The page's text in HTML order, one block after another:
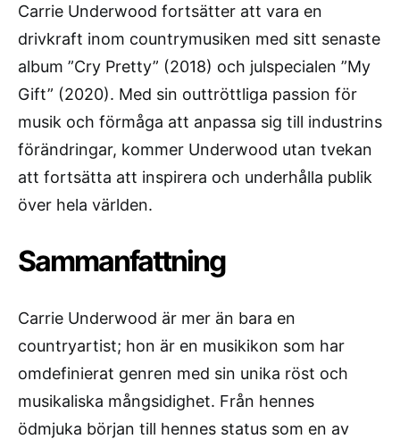
Carrie Underwood fortsätter att vara en
drivkraft inom countrymusiken med sitt senaste
album ”Cry Pretty” (2018) och julspecialen ”My
Gift” (2020). Med sin outtröttliga passion för
musik och förmåga att anpassa sig till industrins
förändringar, kommer Underwood utan tvekan
att fortsätta att inspirera och underhålla publik
över hela världen.
Sammanfattning
Carrie Underwood är mer än bara en
countryartist; hon är en musikikon som har
omdefinierat genren med sin unika röst och
musikaliska mångsidighet. Från hennes
ödmjuka början till hennes status som en av